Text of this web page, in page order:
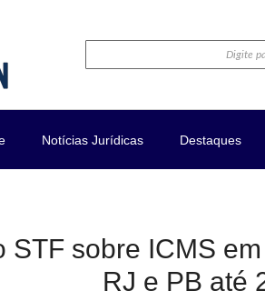
Notícias Jurídicas Destaques
STF sobre ICMS
RJ e PB até